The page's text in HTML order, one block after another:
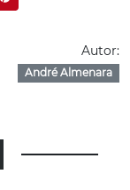
Autor:
André Almenara